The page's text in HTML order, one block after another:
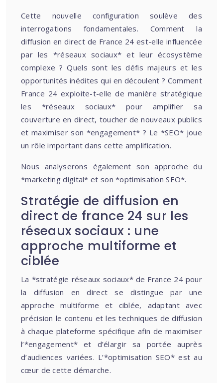
Cette nouvelle configuration soulève des
interrogations fondamentales. Comment la
diffusion en direct de France 24 est-elle influencée
par les *réseaux sociaux* et leur écosystème
complexe ? Quels sont les défis majeurs et les
opportunités inédites qui en découlent ? Comment
France 24 exploite-t-elle de manière stratégique
les *réseaux sociaux* pour amplifier sa
couverture en direct, toucher de nouveaux publics
et maximiser son *engagement* ? Le *SEO* joue
un rôle important dans cette amplification.
Nous analyserons également son approche du
*marketing digital* et son *optimisation SEO*.
Stratégie de diffusion en
direct de france 24 sur les
réseaux sociaux : une
approche multiforme et
ciblée
La *stratégie réseaux sociaux* de France 24 pour
la diffusion en direct se distingue par une
approche multiforme et ciblée, adaptant avec
précision le contenu et les techniques de diffusion
à chaque plateforme spécifique afin de maximiser
l’*engagement* et d’élargir sa portée auprès
d’audiences variées. L’*optimisation SEO* est au
cœur de cette démarche.